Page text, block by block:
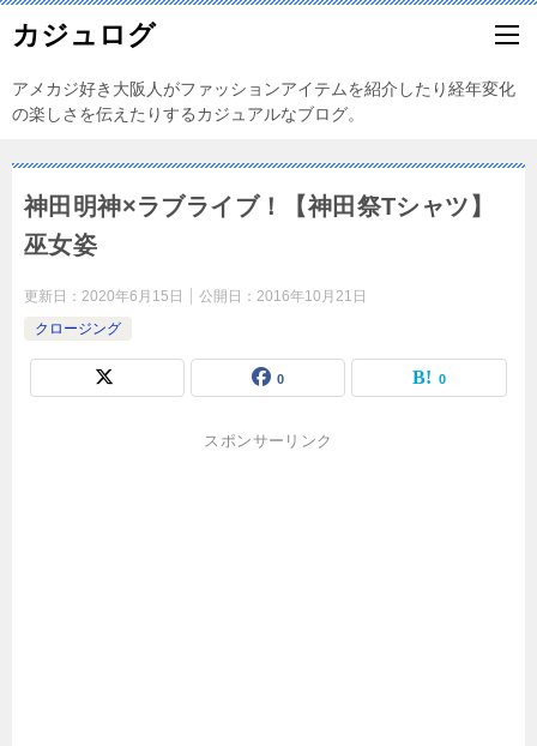
カジュログ
アメカジ好き大阪人がファッションアイテムを紹介したり経年変化
の楽しさを伝えたりするカジュアルなブログ。
神田明神×ラブライブ！【神田祭Tシャツ】
巫女姿
更新日： 2020年6月15日 公開日： 2016年10月21日
クロージング
0 0
スポンサーリンク